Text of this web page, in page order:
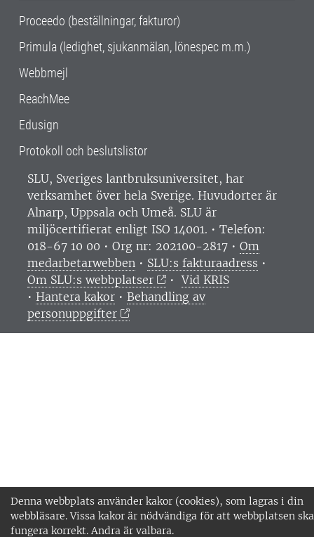
Denna webbplats använder kakor (cookies), som lagras i din
webbläsare. Vissa kakor är nödvändiga för att webbplatsen ska
fungera korrekt. Andra är valbara.
Proceedo (beställningar, fakturor)
Primula (ledighet, sjukanmälan, lönespec m.m.)
Webbmejl
ReachMee
Edusign
Protokoll och beslutslistor
SLU, Sveriges lantbruksuniversitet, har
verksamhet över hela Sverige. Huvudorter är
Alnarp, Uppsala och Umeå. SLU är
miljöcertifierat enligt ISO 14001. • Telefon:
018-67 10 00 • Org nr: 202100-2817 • Om
medarbetarwebben • SLU:s fakturaadress •
Om SLU:s webbplatser
•Vid KRIS
• Hantera kakor • Behandling av
personuppgifter